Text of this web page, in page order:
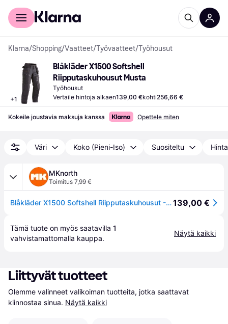
Kuluttajille
Klarna/Shopping/Vaatteet/Työvaatteet/Työhousut
+1
Blåkläder X1500 Softshell
Riipputaskuhousut Musta
Työhousut
Vertaile hintoja alkaen139,00 €kohti256,66 €
Kokeile joustavia maksuja kanssa Opettele miten
Väri Koko (Pieni-Iso) Suositeltu
MKnorth
Toimitus 7,99 €
Blåkläder X1500 Softshell Riipputaskuhousut - Musta - D104139,00 €
Tämä tuote on myös saatavilla 1
vahvistamattomalla kauppa.
Näytä kaikki
Liittyvät tuotteet
Olemme valinneet valikoiman tuotteita, jotka saattavat
kiinnostaa sinua. Näytä kaikki